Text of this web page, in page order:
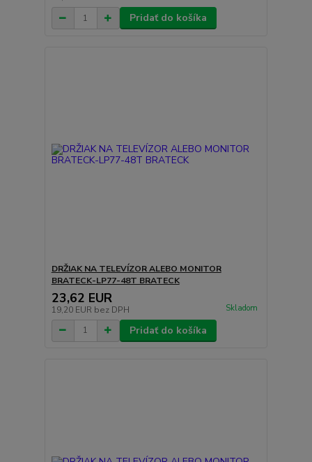
Pridať do košíka
DRŽIAK NA TELEVÍZOR ALEBO MONITOR
BRATECK-LP77-48T BRATECK
23,62 EUR
19,20 EUR bez DPH Skladom
Pridať do košíka